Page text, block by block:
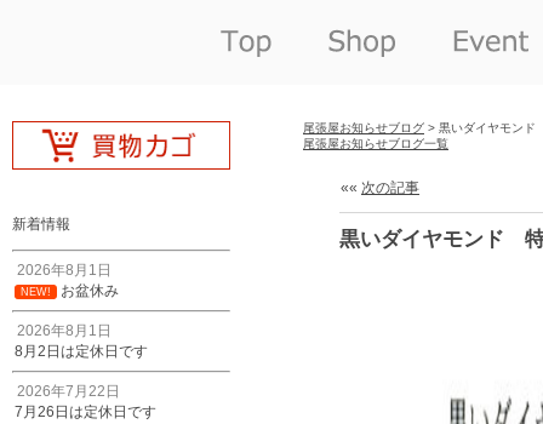
新着情報
2026年8月1日
NEW! お盆休み
2026年8月1日
8月2日は定休日です
2026年7月22日
7月26日は定休日です
尾張屋お知らせブログ > 黒いダイヤモン
尾張屋お知らせブログ一覧
«« 次の記事
黒いダイヤモンド